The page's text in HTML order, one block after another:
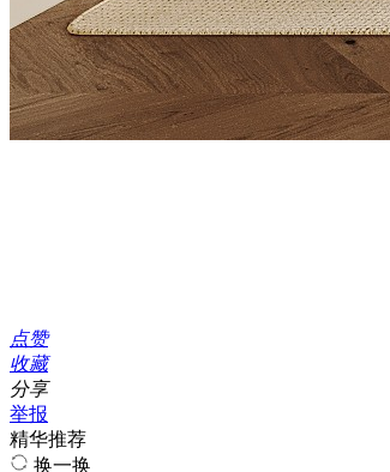
点赞
收藏
分享
举报
精华推荐
换一换